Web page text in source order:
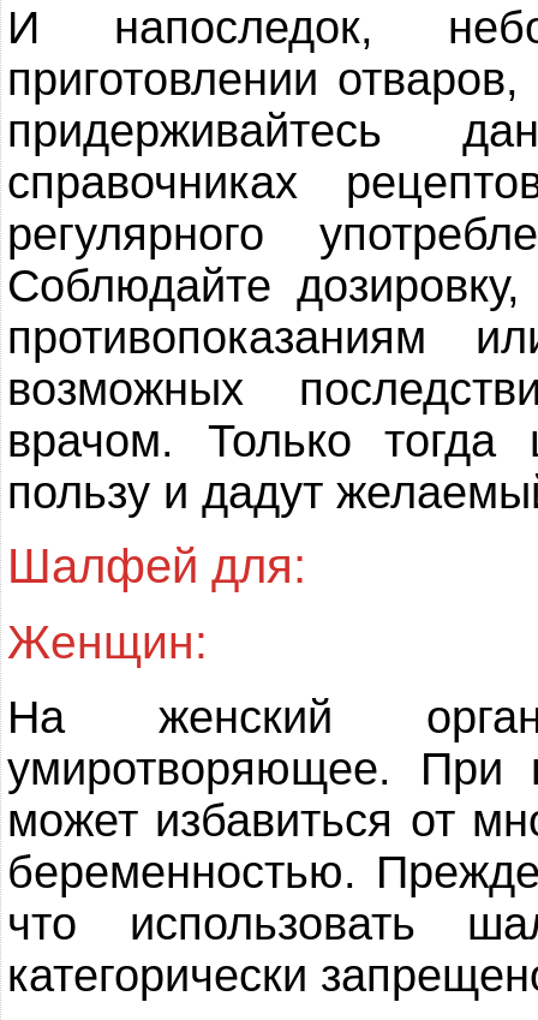
И напоследок,
приготовлении
придерживайтесь
справочниках
регулярного
Соблюдайте
противопоказаниям
возможных
врачом. Только тогда
пользу и дадут
Шалфей для:
Женщин:
На женский
умиротворяющее.
может избавиться от
беременностью.
что использовать
категорически